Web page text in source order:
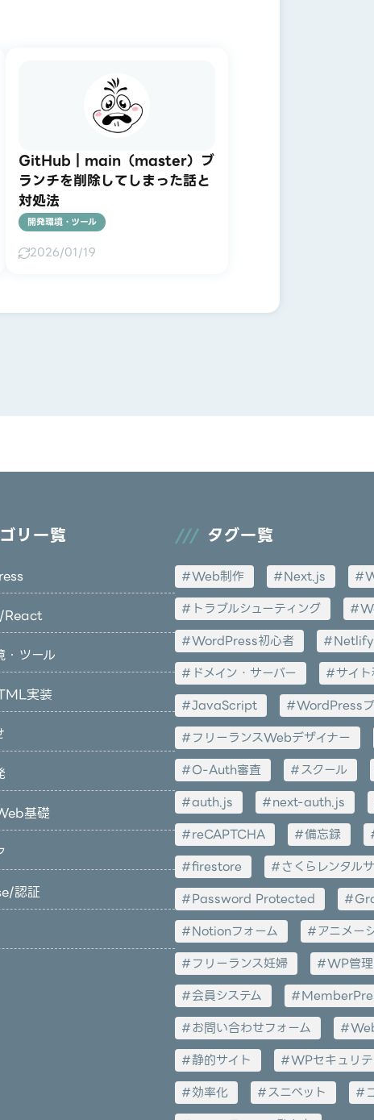
GitHub｜main（master）ブ
ランチを削除してしまった話と
対処法
開発環境・ツール
2026/01/19
リ一覧
・ツール
実装
基礎
認証
タグ一覧
Web制作 Next.js
トラブルシューティング
WordPress初心者
Netlify
ドメイン・サーバー
サイ
JavaScript
WordPress
フリーランスWebデザイナー
O-Auth審査
スクール
auth.js
next-auth.js
reCAPTCHA
備忘録
firestore
さくらレンタル
Password Protected
Notionフォーム
アニメー
フリーランス妊婦
WP管
会員システム
お問い合わせフォーム
静的サイト
WPセキュリテ
効率化
スニペット